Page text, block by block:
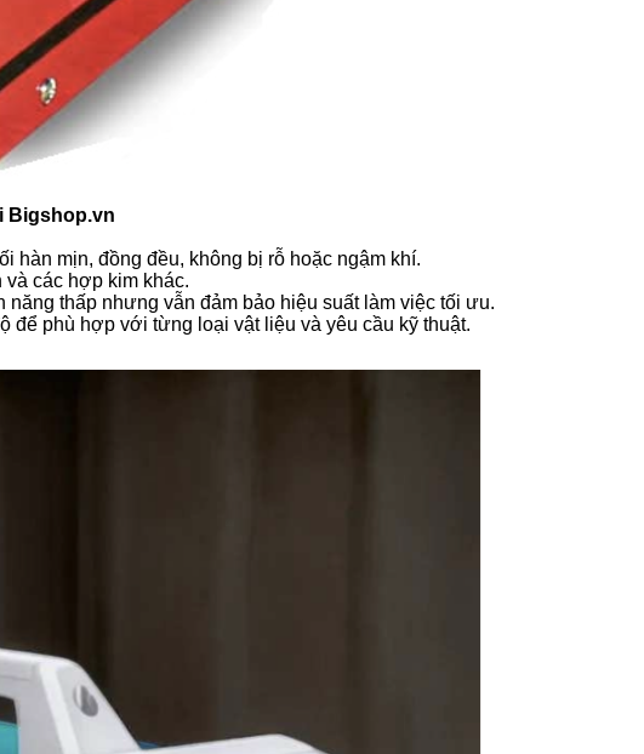
Bigshop.vn
hàn mịn, đồng đều, không bị rỗ hoặc ngậm khí.
các hợp kim khác.
thấp nhưng vẫn đảm bảo hiệu suất làm việc tối ưu.
để phù hợp với từng loại vật liệu và yêu cầu kỹ thuật.